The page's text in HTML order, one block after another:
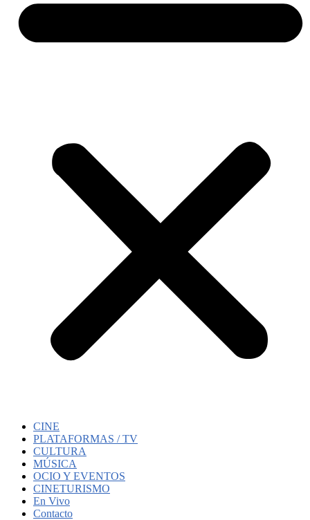
CINE
PLATAFORMAS / TV
CULTURA
MÚSICA
OCIO Y EVENTOS
CINETURISMO
En Vivo
Contacto